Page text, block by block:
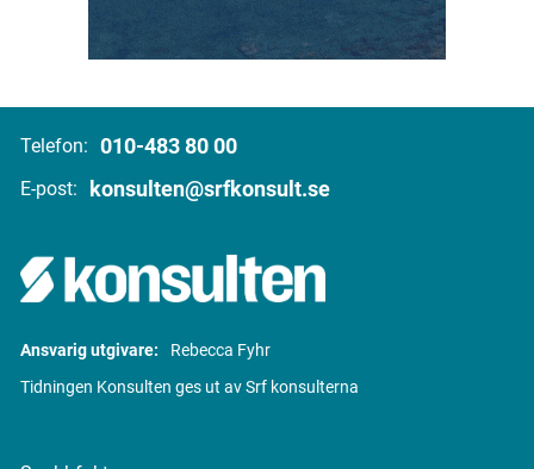
Telefon: 010-483 80 00
E-post: konsulten@srfkonsult.se
Ansvarig utgivare:
Rebecca Fyhr
Tidningen Konsulten ges ut av Srf konsulterna